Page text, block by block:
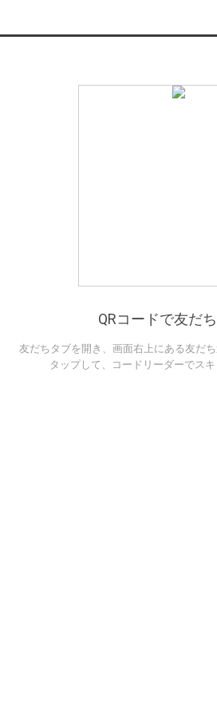
QRコードで友だ
友だちタブを開き、画面右上にある友だ
タップして、コードリーダーでスキ